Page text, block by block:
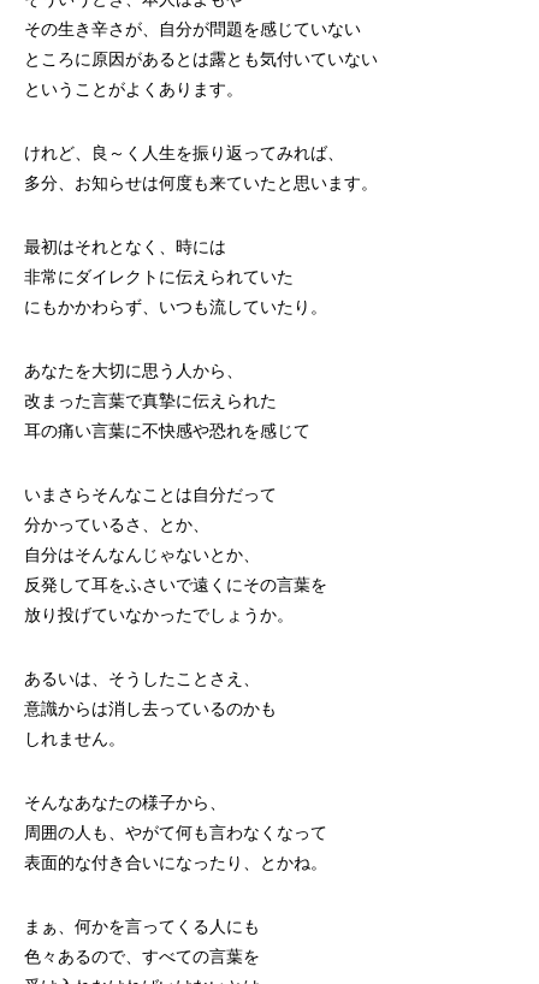
その生き辛さが、自分が問題を感じていない
ところに原因があるとは露とも気付いていない
ということがよくあります。
けれど、良～く人生を振り返ってみれば、
多分、お知らせは何度も来ていたと思います。
最初はそれとなく、時には
非常にダイレクトに伝えられていた
にもかかわらず、いつも流していたり。
あなたを大切に思う人から、
改まった言葉で真摯に伝えられた
耳の痛い言葉に不快感や恐れを感じて
いまさらそんなことは自分だって
分かっているさ、とか、
自分はそんなんじゃないとか、
反発して耳をふさいで遠くにその言葉を
放り投げていなかったでしょうか。
あるいは、そうしたことさえ、
意識からは消し去っているのかも
しれません。
そんなあなたの様子から、
周囲の人も、やがて何も言わなくなって
表面的な付き合いになったり、とかね。
まぁ、何かを言ってくる人にも
色々あるので、すべての言葉を